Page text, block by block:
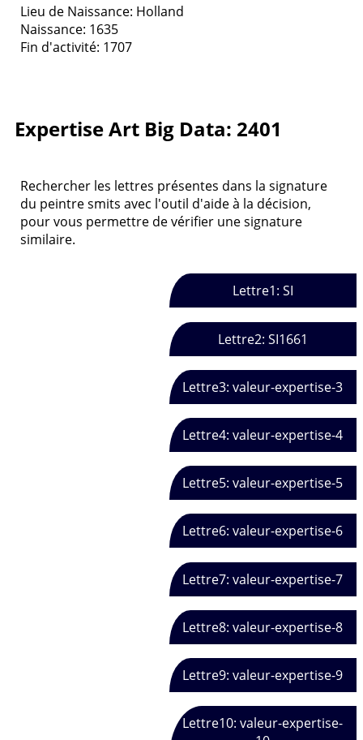
Lieu de Naissance: Holland
Naissance: 1635
Fin d'activité: 1707
Expertise Art Big Data: 2401
Rechercher les lettres présentes dans la signature
du peintre smits avec l'outil d'aide à la décision,
pour vous permettre de vérifier une signature
similaire.
Lettre1: SI
Lettre2: SI1661
Lettre3: valeur-expertise-3
Lettre4: valeur-expertise-4
Lettre5: valeur-expertise-5
Lettre6: valeur-expertise-6
Lettre7: valeur-expertise-7
Lettre8: valeur-expertise-8
Lettre9: valeur-expertise-9
Lettre10: valeur-expertise-